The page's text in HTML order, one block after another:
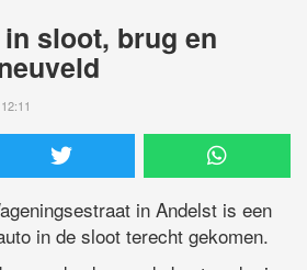
sloot, brug en
in Andelst is een
in de sloot terecht gekomen.